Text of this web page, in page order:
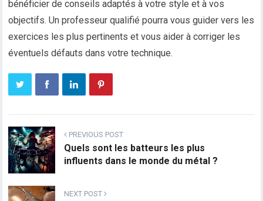
bénéficier de conseils adaptés à votre style et à vos
objectifs. Un professeur qualifié pourra vous guider vers les
exercices les plus pertinents et vous aider à corriger les
éventuels défauts dans votre technique.
PREVIOUS POST
Quels sont les batteurs les plus
influents dans le monde du métal ?
NEXT POST